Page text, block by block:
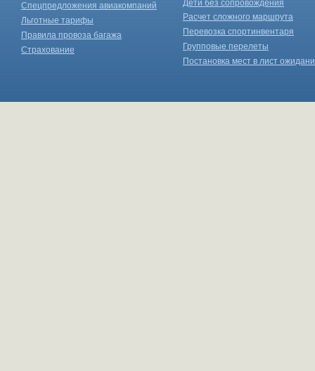
Спецпредложения авиакомпаний
Льготные тарифы
Правила провоза багажа
Страхование
Дети без сопровождения
Расчет сложного маршрута
Перевозка спортинвентаря
Групповые перелеты
Постановка мест в лист